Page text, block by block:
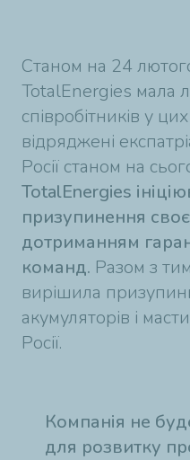
Станом на 24
TotalEnergies мала
співробітників у
відряджені
Росії станом на
TotalEnergies
призупинення
дотриманням
команд. Разом з
вирішила
акумуляторів і
Росії.
Компанія не
для розвитку